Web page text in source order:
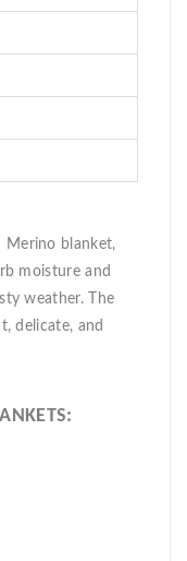
Merino blanket,
moisture and
weather. The
delicate, and